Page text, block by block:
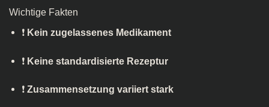
Wichtige Fakten
❗ Kein zugelassenes Medikament
❗ Keine standardisierte Rezeptur
❗Zusammensetzung variiert stark